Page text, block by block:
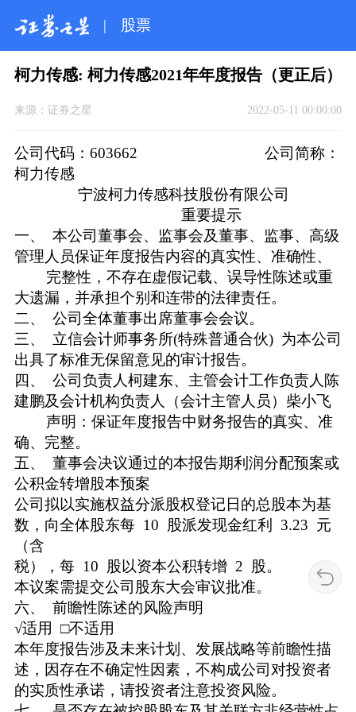
| 股票
柯力传感: 柯力传感2021年年度报告（更正后）
来源： 证券之星 2022-05-11 00:00:00
公司代码：603662 公司简称：
柯力传感
宁波柯力传感科技股份有限公司
重要提示
一、 本公司董事会、监事会及董事、监事、高级
管理人员保证年度报告内容的真实性、准确性、
完整性，不存在虚假记载、误导性陈述或重
大遗漏，并承担个别和连带的法律责任。
二、 公司全体董事出席董事会会议。
三、 立信会计师事务所(特殊普通合伙) 为本公司
出具了标准无保留意见的审计报告。
四、 公司负责人柯建东、主管会计工作负责人陈
建鹏及会计机构负责人（会计主管人员）柴小飞
声明：保证年度报告中财务报告的真实、准
确、完整。
五、 董事会决议通过的本报告期利润分配预案或
公积金转增股本预案
公司拟以实施权益分派股权登记日的总股本为基
数，向全体股东每 10 股派发现金红利 3.23 元
（含
税），每 10 股以资本公积转增 2 股。
本议案需提交公司股东大会审议批准。
六、 前瞻性陈述的风险声明
√适用 □不适用
本年度报告涉及未来计划、发展战略等前瞻性描
述，因存在不确定性因素，不构成公司对投资者
的实质性承诺，请投资者注意投资风险。